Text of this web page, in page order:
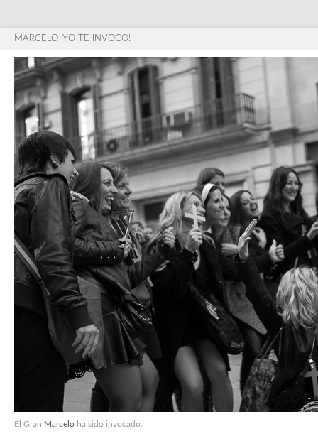
MARCELO ¡YO TE INVOCO!
El Gran Marcelo ha sido invocado.